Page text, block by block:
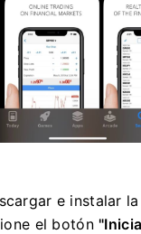
e instalar
el botón